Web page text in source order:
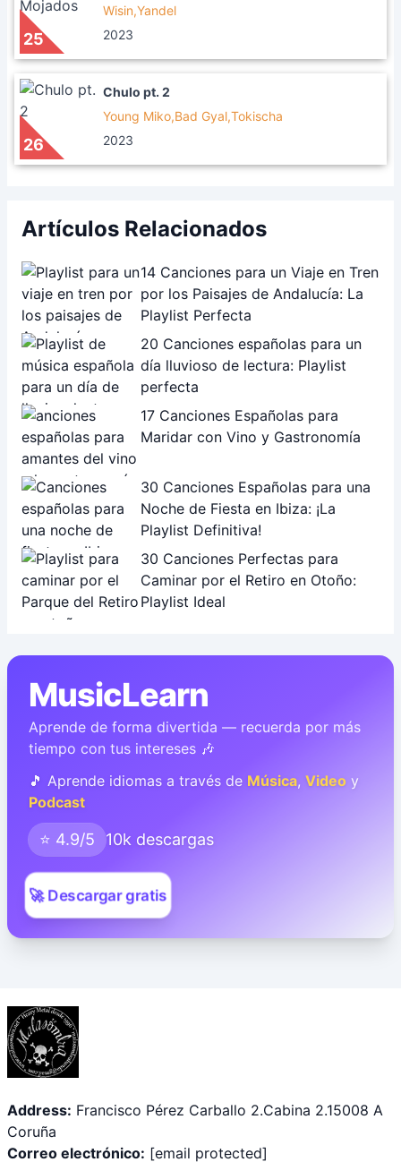
25
Wisin,Yandel
2023
26
Chulo pt. 2
Young Miko,Bad Gyal,Tokischa
2023
Artículos Relacionados
14 Canciones para un Viaje en Tren
por los Paisajes de Andalucía: La
Playlist Perfecta
20 Canciones españolas para un
día lluvioso de lectura: Playlist
perfecta
17 Canciones Españolas para
Maridar con Vino y Gastronomía
30 Canciones Españolas para una
Noche de Fiesta en Ibiza: ¡La
Playlist Definitiva!
30 Canciones Perfectas para
Caminar por el Retiro en Otoño:
Playlist Ideal
MusicLearn
Aprende de forma divertida — recuerda por más
tiempo con tus intereses 🎶
🎵 Aprende idiomas a través de Música, Video y
Podcast
⭐ 4.9/5 10k descargas
🚀 Descargar gratis
Address: Francisco Pérez Carballo 2.Cabina 2.15008 A
Coruña
Correo electrónico: [email protected]